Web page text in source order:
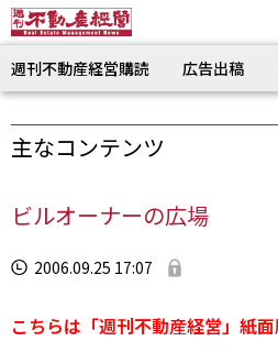
週刊不動産経営購読 広告出稿
主なコンテンツ
ビルオーナーの広場
2006.09.25 17:07
こちらは「週刊不動産経営」紙面